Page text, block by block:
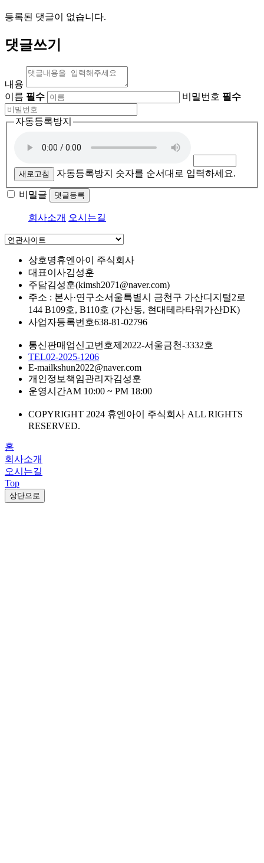
등록된 댓글이 없습니다.
댓글쓰기
내용
이름 필수 비밀번호 필수
자동등록방지
새로고침 자동등록방지 숫자를 순서대로 입력하세요.
비밀글 댓글등록
회사소개 오시는길
상호명휴엔아이 주식회사
대표이사김성훈
주담김성훈(kimsh2071@naver.com)
주소 : 본사·연구소서울특별시 금천구 가산디지털2로
144 B109호, B110호 (가산동, 현대테라타워가산DK)
사업자등록번호638-81-02796
통신판매업신고번호제2022-서울금천-3332호
TEL02-2025-1206
E-mailkshun2022@naver.com
개인정보책임관리자김성훈
운영시간AM 10:00 ~ PM 18:00
COPYRIGHT 2024 휴엔아이 주식회사 ALL RIGHTS
RESERVED.
홈
회사소개
오시는길
Top
상단으로